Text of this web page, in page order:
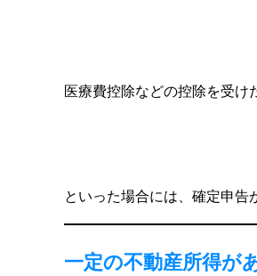
医療費控除などの控除を受け
といった場合には、確定申告
一定の不動産所得が